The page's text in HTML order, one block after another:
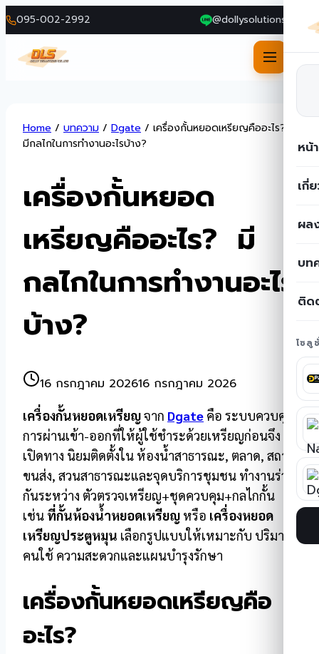
095-002-2992 @dollysolutions
หน้
เกี่
ผล
บท
ติด
โซลู
content
Home / บทความ / Dgate / เครื่องกั้นหยอดเหรียญคืออะไร?
มีกลไกในการทำงานอะไรบ้าง?
เครื่องกั้นหยอด
เหรียญคืออะไร? มี
กลไกในการทำงานอะไร
บ้าง?
16 กรกฎาคม 202616 กรกฎาคม 2026
เครื่องกั้นหยอดเหรียญจาก Dgate คือ ระบบควบคุม
การผ่านเข้า-ออกที่ให้ผู้ใช้ชำระด้วยเหรียญก่อนจึง
เปิดทาง นิยมติดตั้งใน ห้องน้ำสาธารณะ, ตลาด, สถานี
ขนส่ง, สวนสาธารณะและจุดบริการชุมชน ทำงานร่วม
กันระหว่าง ตัวตรวจเหรียญ+ชุดควบคุม+กลไกกั้น
เช่น ที่กั้นห้องน้ำหยอดเหรียญ หรือ เครื่องหยอด
เหรียญประตูหมุน เลือกรูปแบบให้เหมาะกับ ปริมาณ
คนใช้ ความสะดวกและแผนบำรุงรักษา
เครื่องกั้นหยอดเหรียญคือ
อะไร?